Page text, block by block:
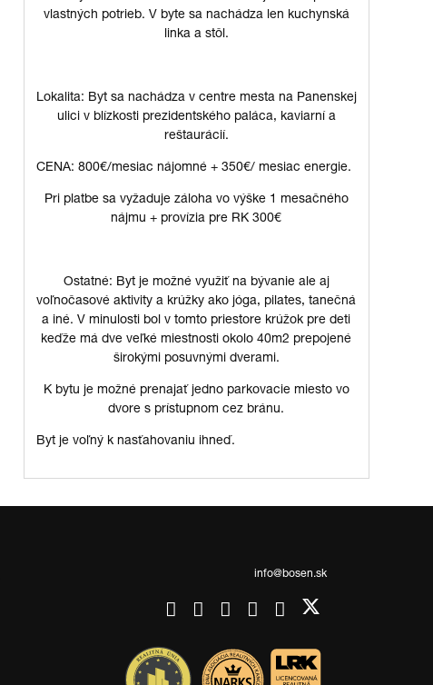
vlastných potrieb. V byte sa nachádza len kuchynská
linka a stôl.
Lokalita: Byt sa nachádza v centre mesta na Panenskej
ulici v blízkosti prezidentského paláca, kaviarní a
reštaurácií.
CENA: 800€/mesiac nájomné + 350€/ mesiac energie.
Pri platbe sa vyžaduje záloha vo výške 1 mesačného
nájmu + provízia pre RK 300€
Ostatné: Byt je možné využiť na bývanie ale aj
voľnočasové aktivity a krúžky ako jóga, pilates, tanečná
a iné. V minulosti bol v tomto priestore krúžok pre deti
keďže má dve veľké miestnosti okolo 40m2 prepojené
širokými posuvnými dverami.
K bytu je možné prenajať jedno parkovacie miesto vo
dvore s prístupnom cez bránu.
Byt je voľný k nasťahovaniu ihneď.
info@bosen.sk